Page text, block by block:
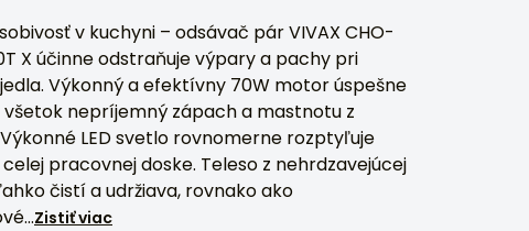
v kuchyni – odsávač pár VIVAX CHO-
X účinne odstraňuje výpary a pachy pri
Výkonný a efektívny 70W motor úspešne
nepríjemný zápach a mastnotu z
LED svetlo rovnomerne rozptyľuje
pracovnej doske. Teleso z nehrdzavejúcej
čistí a udržiava, rovnako ako
Zistiť viac